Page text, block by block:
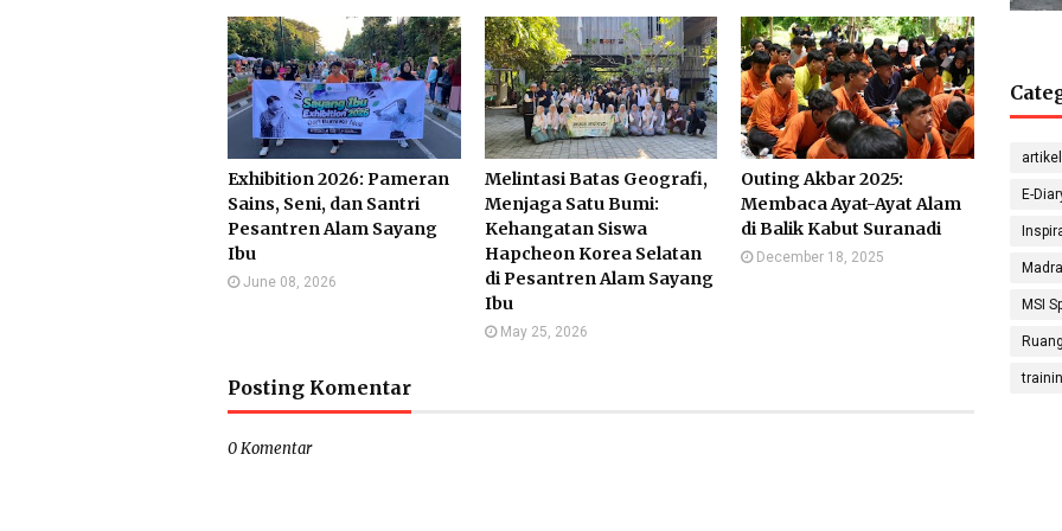
Exhibition 2026: Pameran
Sains, Seni, dan Santri
Pesantren Alam Sayang
Ibu
June 08, 2026
Melintasi Batas Geografi,
Menjaga Satu Bumi:
Kehangatan Siswa
Hapcheon Korea Selatan
di Pesantren Alam Sayang
Ibu
May 25, 2026
Outing Akbar 2025:
Membaca Ayat-Ayat Alam
di Balik Kabut Suranadi
December 18, 2025
Posting Komentar
0 Komentar
Math
artikel
E-
MSI